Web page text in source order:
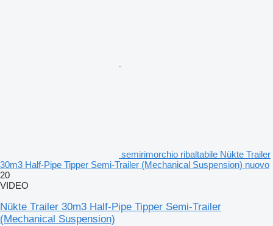
semirimorchio ribaltabile Nükte Trailer
30m3 Half-Pipe Tipper Semi-Trailer (Mechanical Suspension) nuovo
20
VIDEO
Nükte Trailer 30m3 Half-Pipe Tipper Semi-Trailer
(Mechanical Suspension)